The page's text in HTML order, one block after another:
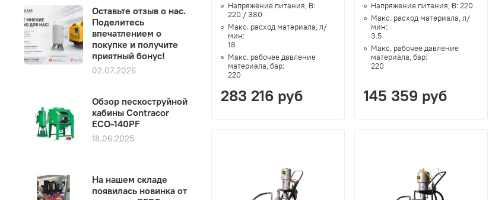
Напряжение питания, В:
220 / 380
Макс. расход материала, л/
мин:
18
Макс. рабочее давление
материала, бар:
220
283 216 руб
Напряжение питания, В:220
Макс. расход материала, л/
мин:
3.5
Макс. рабочее давление
материала, бар:
220
145 359 руб
Оставьте отзыв о нас.
Поделитесь
впечатлением о
покупке и получите
приятный бонус!
02.07.2026
Обзор пескоструйной
кабины Contracor
ECO-140PF
18.06.2025
На нашем складе
появилась новинка от